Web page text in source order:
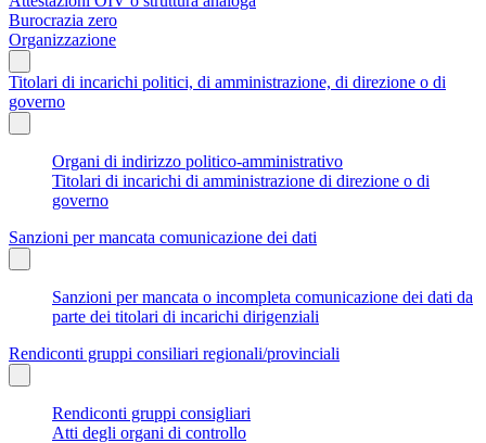
Burocrazia zero
Organizzazione
Titolari di incarichi politici, di amministrazione, di direzione o di
governo
Organi di indirizzo politico-amministrativo
Titolari di incarichi di amministrazione di direzione o di
governo
Sanzioni per mancata comunicazione dei dati
Sanzioni per mancata o incompleta comunicazione dei dati da
parte dei titolari di incarichi dirigenziali
Rendiconti gruppi consiliari regionali/provinciali
Rendiconti gruppi consigliari
Atti degli organi di controllo